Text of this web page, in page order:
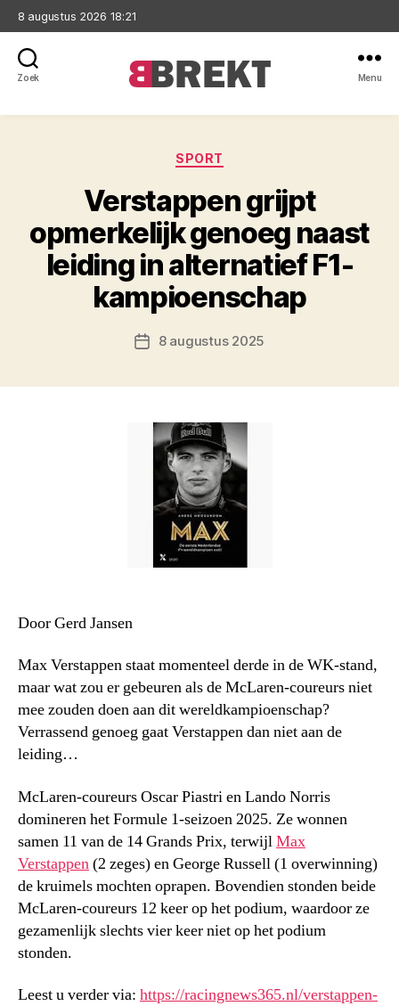
8 augustus 2026 18:21
Zoek Menu
Categorieën
SPORT
Verstappen grijpt
opmerkelijk genoeg naast
leiding in alternatief F1-
kampioenschap
Berichtdatum
8 augustus 2025
Door Gerd Jansen
Max Verstappen staat momenteel derde in de WK-stand,
maar wat zou er gebeuren als de McLaren-coureurs niet
mee zouden doen aan dit wereldkampioenschap?
Verrassend genoeg gaat Verstappen dan niet aan de
leiding…
McLaren-coureurs Oscar Piastri en Lando Norris
domineren het Formule 1-seizoen 2025. Ze wonnen
samen 11 van de 14 Grands Prix, terwijlMax
Verstappen(2 zeges) en George Russell (1 overwinning)
de kruimels mochten oprapen. Bovendien stonden beide
McLaren-coureurs 12 keer op het podium, waardoor ze
gezamenlijk slechts vier keer niet op het podium
stonden.
Leest u verder via: https://racingnews365.nl/verstappen-